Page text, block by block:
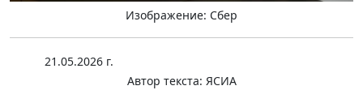
Изображение: Сбер
21.05.2026 г.
Автор текста: ЯСИА